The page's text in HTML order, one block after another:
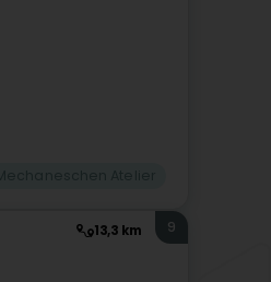
13,3 km 9